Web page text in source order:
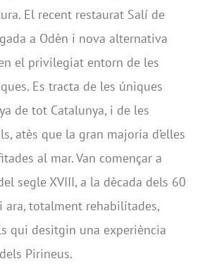
El recent restaurat Salí de
a Odèn i nova alternativa
el privilegiat entorn de les
Es tracta de les úniques
de tot Catalunya, i de les
atès que la gran majoria d’elles
al mar. Van començar a
segle XVIII, a la dècada dels 60
ara, totalment rehabilitades,
qui desitgin una experiència
Pirineus.